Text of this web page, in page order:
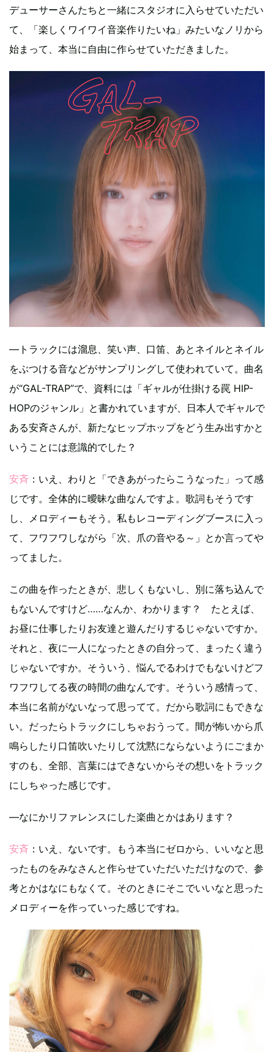
デューサーさんたちと一緒にスタジオに入らせていただい
て、「楽しくワイワイ音楽作りたいね」みたいなノリから
始まって、本当に自由に作らせていただきました。
―トラックには溜息、笑い声、口笛、あとネイルとネイル
をぶつける音などがサンプリングして使われていて。曲名
が“GAL-TRAP”で、資料には「ギャルが仕掛ける罠 HIP-
HOPのジャンル」と書かれていますが、日本人でギャルで
ある安斉さんが、新たなヒップホップをどう生み出すかと
いうことには意識的でした？
安斉 ：いえ、わりと「できあがったらこうなった」って感
じです。全体的に曖昧な曲なんですよ。歌詞もそうです
し、メロディーもそう。私もレコーディングブースに入っ
て、フワフワしながら「次、爪の音やる～」とか言ってや
ってました。
この曲を作ったときが、悲しくもないし、別に落ち込んで
もないんですけど……なんか、わかります？ たとえば、
お昼に仕事したりお友達と遊んだりするじゃないですか。
それと、夜に一人になったときの自分って、まったく違う
じゃないですか。そういう、悩んでるわけでもないけどフ
ワフワしてる夜の時間の曲なんです。そういう感情って、
本当に名前がないなって思ってて。だから歌詞にもできな
い。だったらトラックにしちゃおうって。間が怖いから爪
鳴らしたり口笛吹いたりして沈黙にならないようにごまか
すのも、全部、言葉にはできないからその想いをトラック
にしちゃった感じです。
―なにかリファレンスにした楽曲とかはあります？
安斉 ：いえ、ないです。もう本当にゼロから、いいなと思
ったものをみなさんと作らせていただいただけなので、参
考とかはなにもなくて。そのときにそこでいいなと思った
メロディーを作っていった感じですね。